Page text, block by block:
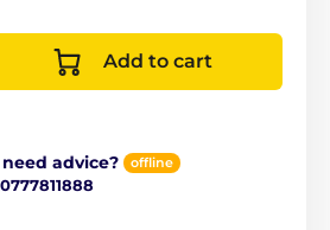
Add to cart
advice? offline